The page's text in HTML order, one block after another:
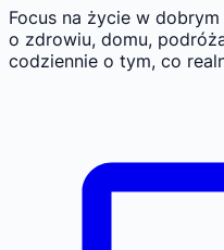
Focus na życie w dobrym
o zdrowiu, domu,
codziennie o tym, co